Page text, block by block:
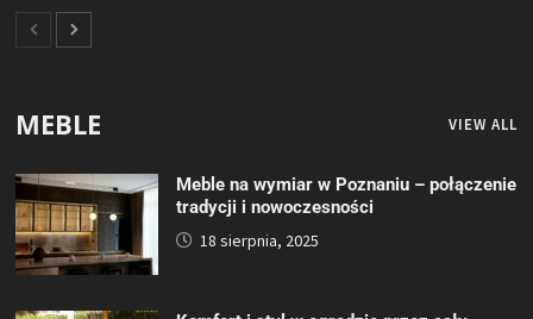
MEBLE VIEW ALL
Meble na wymiar w Poznaniu – połączenie
tradycji i nowoczesności
18 sierpnia, 2025